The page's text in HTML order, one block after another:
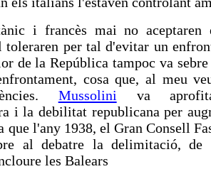
i francès mai no
toleraren per tal d'evitar un
de la República tampoc va
cosa que, al meu
Mussolini va
i la debilitat republicana per
l'any 1938, el Gran Consell
al debatre la delimitació,
les Balears